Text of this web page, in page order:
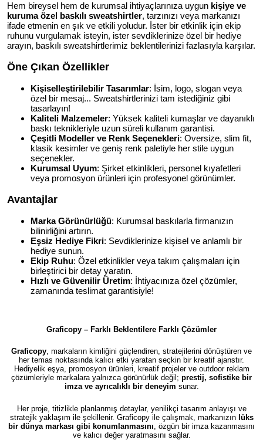
Hem bireysel hem de kurumsal ihtiyaçlarınıza uygun kişiye ve
kuruma özel baskılı sweatshirtler, tarzınızı veya markanızı
ifade etmenin en şık ve etkili yoludur. İster bir etkinlik için ekip
ruhunu vurgulamak isteyin, ister sevdiklerinize özel bir hediye
arayın, baskılı sweatshirtlerimiz beklentilerinizi fazlasıyla karşılar.
Öne Çıkan Özellikler
Kişiselleştirilebilir Tasarımlar: İsim, logo, slogan veya
özel bir mesaj... Sweatshirtlerinizi tam istediğiniz gibi
tasarlayın!
Kaliteli Malzemeler: Yüksek kaliteli kumaşlar ve dayanıklı
baskı teknikleriyle uzun süreli kullanım garantisi.
Çeşitli Modeller ve Renk Seçenekleri: Oversize, slim fit,
klasik kesimler ve geniş renk paletiyle her stile uygun
seçenekler.
Kurumsal Uyum: Şirket etkinlikleri, personel kıyafetleri
veya promosyon ürünleri için profesyonel görünümler.
Avantajlar
Marka Görünürlüğü: Kurumsal baskılarla firmanızın
bilinirliğini artırın.
Eşsiz Hediye Fikri: Sevdiklerinize kişisel ve anlamlı bir
hediye sunun.
Ekip Ruhu: Özel etkinlikler veya takım çalışmaları için
birleştirici bir detay yaratın.
Hızlı ve Güvenilir Üretim: İhtiyacınıza özel çözümler,
zamanında teslimat garantisiyle!
Graficopy – Farklı Beklentilere Farklı Çözümler
Graficopy, markaların kimliğini güçlendiren, stratejilerini dönüştüren ve
her temas noktasında kalıcı etki yaratan seçkin bir kreatif ajanstır.
Hediyelik eşya, promosyon ürünleri, kreatif projeler ve outdoor reklam
çözümleriyle markalara yalnızca görünürlük değil; prestij, sofistike bir
imza ve ayrıcalıklı bir deneyim sunar.
Her proje, titizlikle planlanmış detaylar, yenilikçi tasarım anlayışı ve
stratejik yaklaşım ile şekillenir. Graficopy ile çalışmak, markanızın lüks
bir dünya markası gibi konumlanmasını , özgün bir imza kazanmasını
ve kalıcı değer yaratmasını sağlar.